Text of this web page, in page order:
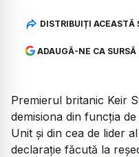
DISTRIBUIȚI ACEASTĂ
ADAUGĂ-NE CA SURSĂ
Premierul britanic Keir
demisiona din funcția
Unit și din cea de lider
declarație făcută la